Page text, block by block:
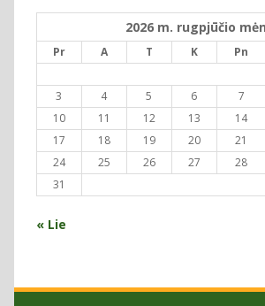
2026 m. rugpjūčio
Pr A T K Pn
3
4 5 6 7
10
11 12 13 14
17
18 19 20 21
24
25 26 27 28
31
« Lie